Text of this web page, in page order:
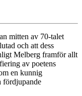
mitten av 70-talet
och att dess
Melberg framför allt
av poetens
en kunnig
fördjupande